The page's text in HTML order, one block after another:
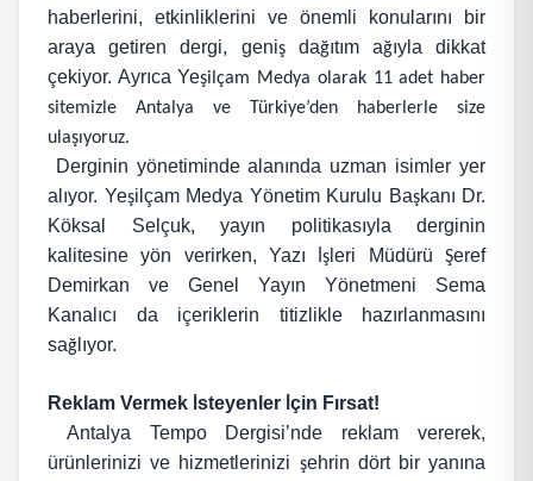
haberlerini, etkinliklerini ve önemli konularını bir
araya getiren dergi, genişdağıtım ağıyla dikkat
çekiyor. Ayrıca Yeşilçam Medya olarak 11 adet haber
sitemizle Antalya ve Türkiye’den haberlerle size
ulaşıyoruz.
Derginin yönetiminde alanında uzman isimler yer
alıyor. Yeşilçam Medya Yönetim Kurulu Başkanı Dr.
Köksal Selçuk, yayın politikasıyla derginin
kalitesine yön verirken, Yazı
İş leri MüdürüŞeref
Demirkan ve Genel Yayın Yönetmeni Sema
Kanalıcı da içeriklerin titizlikle hazırlanmasını
sağ lıyor.
Reklam Vermek steyenler çin Fırsat!
Antalya Tempo Dergisi’nde reklam vererek,
ürünlerinizi ve hizmetlerinizi şehrin dört bir yanına